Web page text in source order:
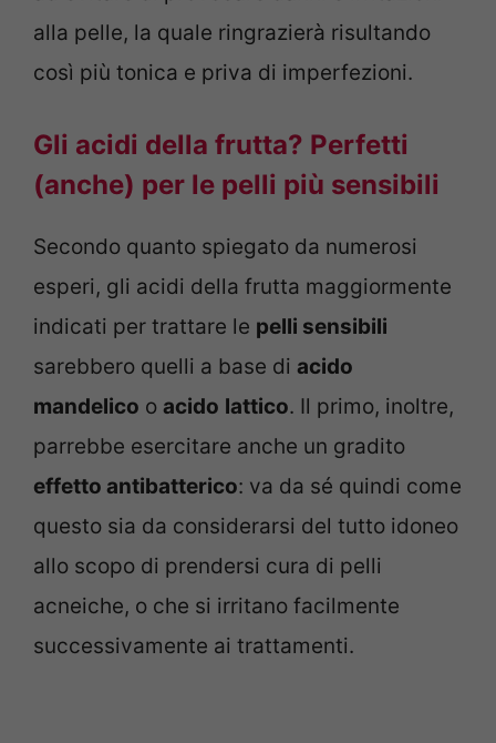
alla pelle, la quale ringrazierà risultando
così più tonica e priva di imperfezioni.
Gli acidi della frutta? Perfetti
(anche) per le pelli più sensibili
Secondo quanto spiegato da numerosi
esperi, gli acidi della frutta maggiormente
indicati per trattare le pelli sensibili
sarebbero quelli a base di acido
mandelico o acido lattico. Il primo, inoltre,
parrebbe esercitare anche un gradito
effetto antibatterico: va da sé quindi come
questo sia da considerarsi del tutto idoneo
allo scopo di prendersi cura di pelli
acneiche, o che si irritano facilmente
successivamente ai trattamenti.